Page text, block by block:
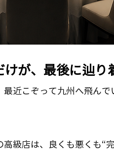
けが、最後に辿り
近こぞって九州へ飛んで
級店は、良くも悪くも“